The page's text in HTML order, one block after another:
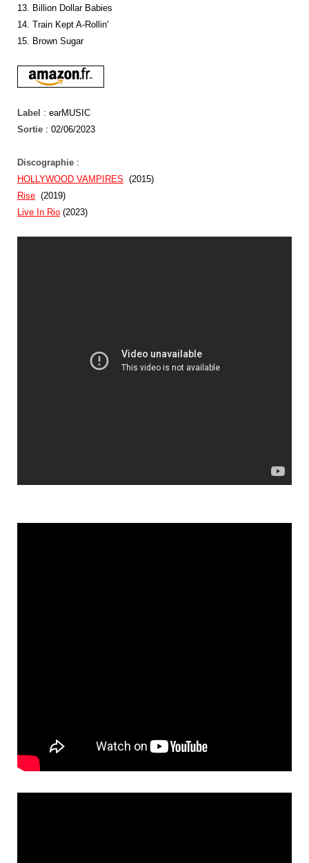
13. Billion Dollar Babies
14. Train Kept A-Rollin'
15. Brown Sugar
Label : earMUSIC
Sortie : 02/06/2023
Discographie :
HOLLYWOOD VAMPIRES (2015)
Rise (2019)
Live In Rio (2023)